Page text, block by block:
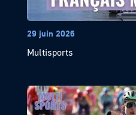
29 juin 2026
Multisports